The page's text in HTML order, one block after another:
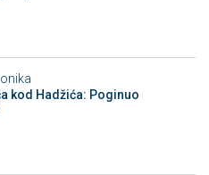
kod Hadžića: Poginuo